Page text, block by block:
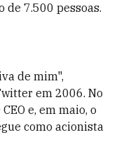
7.500 pessoas.
de mim",
em 2006. No
e, em maio, o
como acionista